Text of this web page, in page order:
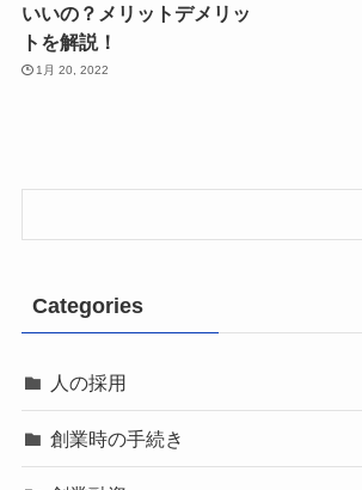
いいの？メリットデメリッ
トを解説！
1月 20, 2022
Categories
人の採用
創業時の手続き